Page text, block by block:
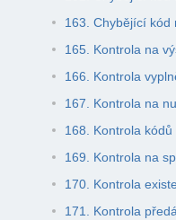
163. Chybějící kód
165. Kontrola na
166. Kontrola
167. Kontrola na
168. Kontrola kódů
169. Kontrola na
170. Kontrola
171. Kontrola